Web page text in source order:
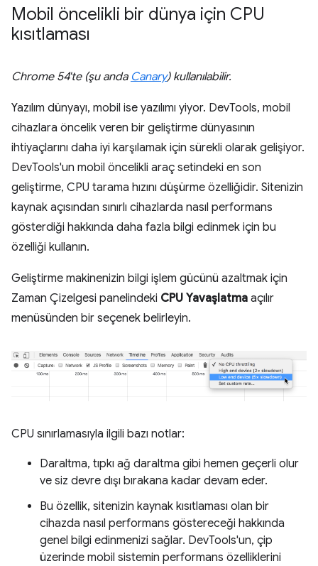
Mobil öncelikli bir dünya için CPU
kısıtlaması
Chrome 54'te (şu anda Canary) kullanılabilir.
Yazılım dünyayı, mobil ise yazılımı yiyor. DevTools, mobil
cihazlara öncelik veren bir geliştirme dünyasının
ihtiyaçlarını daha iyi karşılamak için sürekli olarak gelişiyor.
DevTools'un mobil öncelikli araç setindeki en son
geliştirme, CPU tarama hızını düşürme özelliğidir. Sitenizin
kaynak açısından sınırlı cihazlarda nasıl performans
gösterdiği hakkında daha fazla bilgi edinmek için bu
özelliği kullanın.
Geliştirme makinenizin bilgi işlem gücünü azaltmak için
Zaman Çizelgesi panelindeki CPU Yavaşlatma açılır
menüsünden bir seçenek belirleyin.
CPU sınırlamasıyla ilgili bazı notlar:
Daraltma, tıpkı ağ daraltma gibi hemen geçerli olur
ve siz devre dışı bırakana kadar devam eder.
Bu özellik, sitenizin kaynak kısıtlaması olan bir
cihazda nasıl performans göstereceği hakkında
genel bilgi edinmenizi sağlar. DevTools'un, çip
üzerinde mobil sistemin performans özelliklerini